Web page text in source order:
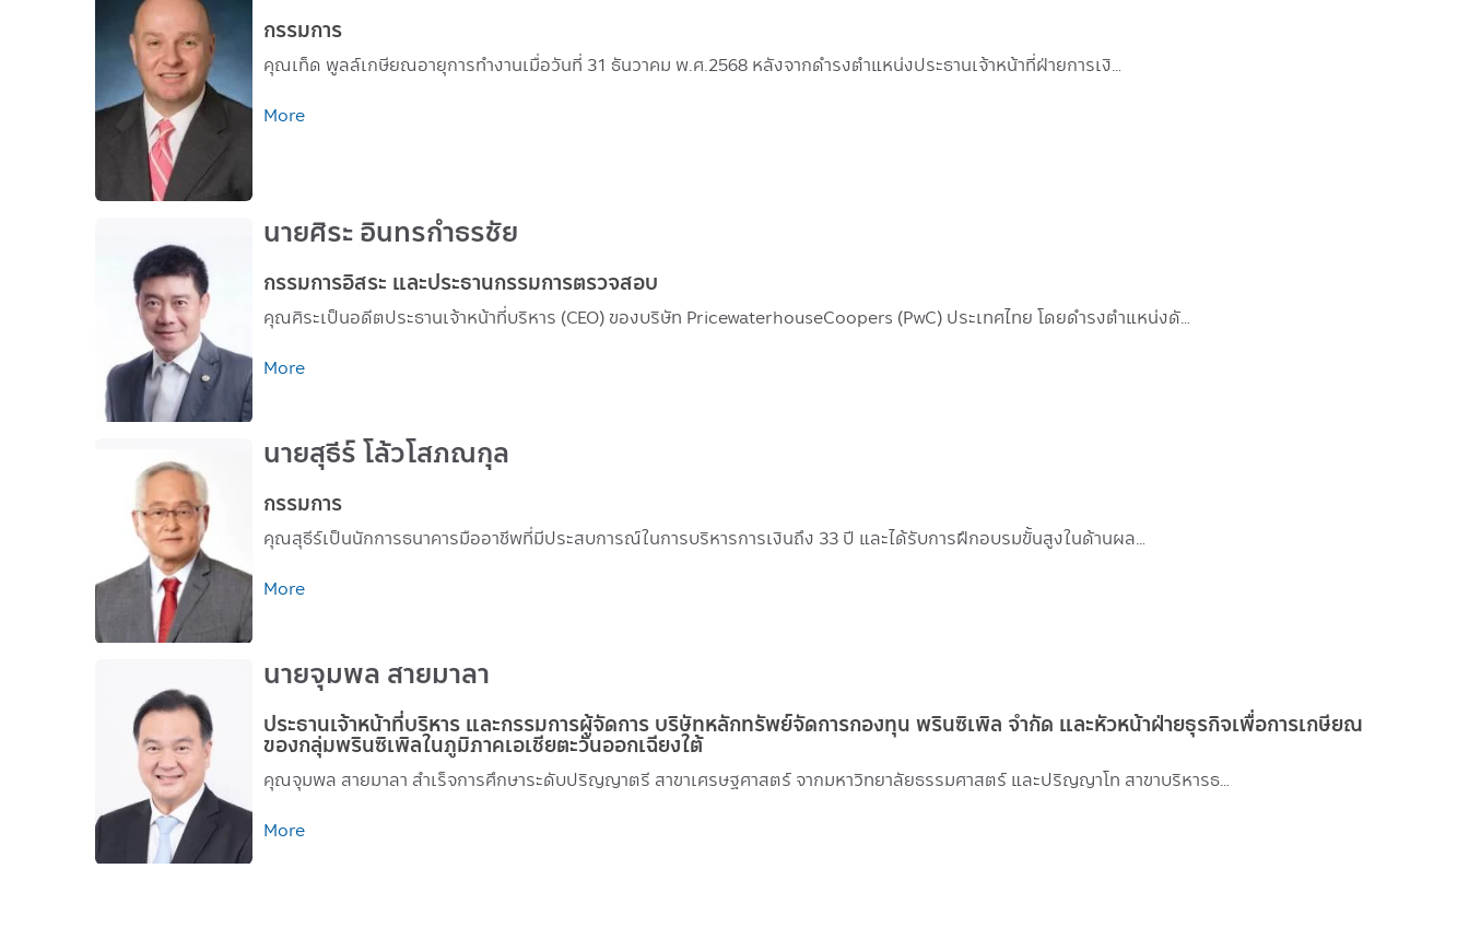
กรรมการ
คุณเท็ด พูลล์เกษียณอายุการทำงานเมื่อวันที่ 31 ธันวาคม พ.ศ.2568 หลังจากดํารงตําแหน่งประธานเจ้าหน้าที่ฝ่ายการเงิ…
More
นายศิระ อินทรกำธรชัย
กรรมการอิสระ และประธานกรรมการตรวจสอบ
คุณศิระเป็นอดีตประธานเจ้าหน้าที่บริหาร (CEO) ของบริษัท PricewaterhouseCoopers (PwC) ประเทศไทย โดยดำรงตำแหน่งดั…
More
นายสุธีร์ โล้วโสภณกุล
กรรมการ
คุณสุธีร์เป็นนักการธนาคารมืออาชีพที่มีประสบการณ์ในการบริหารการเงินถึง 33 ปี และได้รับการฝึกอบรมขั้นสูงในด้านผล…
More
นายจุมพล สายมาลา
ประธานเจ้าหน้าที่บริหาร และกรรมการผู้จัดการ บริษัทหลักทรัพย์จัดการกองทุน พรินซิเพิล จำกัด และหัวหน้าฝ่ายธุรกิจเพื่อการเกษียณ
ของกลุ่มพรินซิเพิลในภูมิภาคเอเชียตะวันออกเฉียงใต้
คุณจุมพล สายมาลา สำเร็จการศึกษาระดับปริญญาตรี สาขาเศรษฐศาสตร์ จากมหาวิทยาลัยธรรมศาสตร์ และปริญญาโท สาขาบริหารธ…
More